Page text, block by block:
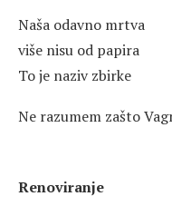
Naša odavno mrtva
više nisu od papira
To je naziv zbirke
Ne razumem zašto
Renoviranje